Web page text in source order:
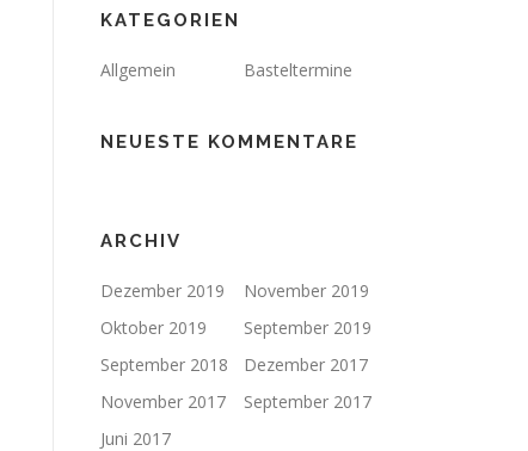
KATEGORIEN
Allgemein Basteltermine
NEUESTE KOMMENTARE
ARCHIV
Dezember 2019
November 2019
Oktober 2019
September 2019
September 2018
Dezember 2017
November 2017
September 2017
Juni 2017